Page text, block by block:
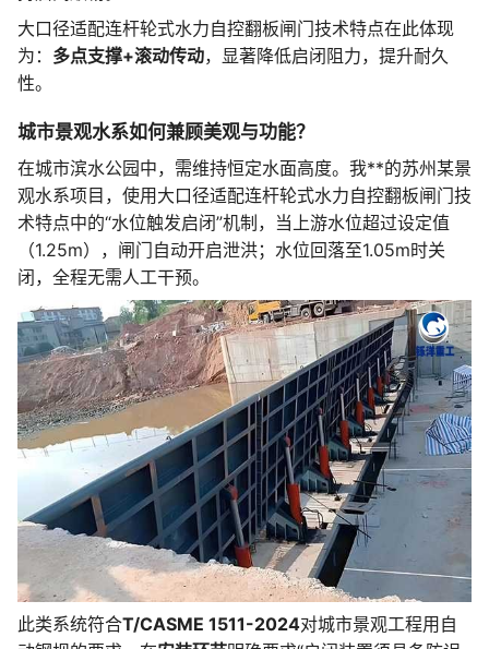
大口径适配连杆轮式水力自控翻板闸门技术特点在此体现
为： 多点支撑+滚动传动，显著降低启闭阻力，提升耐久
性。
城市景观水系如何兼顾美观与功能？
在城市滨水公园中，需维持恒定水面高度。我**的苏州某景
观水系项目，使用大口径适配连杆轮式水力自控翻板闸门技
术特点中的“水位触发启闭”机制，当上游水位超过设定值
（1.25m），闸门自动开启泄洪；水位回落至1.05m时关
闭，全程无需人工干预。
此类系统符合T/CASME 1511-2024对城市景观工程用自